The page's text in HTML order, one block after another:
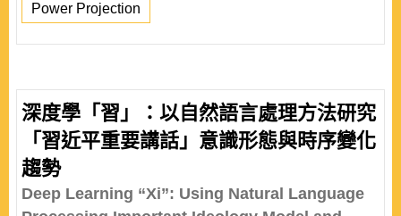
Power Projection
深度學「習」：以自然語言處理方法研究
「習近平重要講話」意識形態與時序變化
趨勢
Deep Learning “Xi”: Using Natural Language